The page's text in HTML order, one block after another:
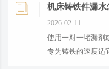
机床铸铁件漏水
2026-02-11
使用一对一堵漏剂
专为铸铁的速度适